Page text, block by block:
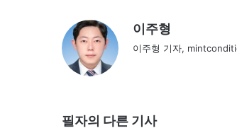
이주형
이주형 기자,
필자의 다른 기사